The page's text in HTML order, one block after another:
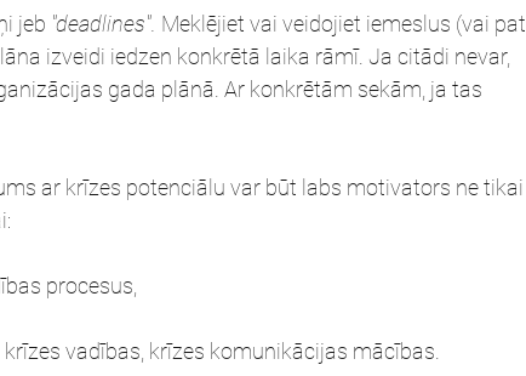
jeb "deadlines". Meklējiet vai veidojiet iemeslus (vai pat
izveidi iedzen konkrētā laika rāmī. Ja citādi nevar,
gada plānā. Ar konkrētām sekām, ja tas
ar krīzes potenciālu var būt labs motivators ne tikai
procesus,
vadības, krīzes komunikācijas mācības.